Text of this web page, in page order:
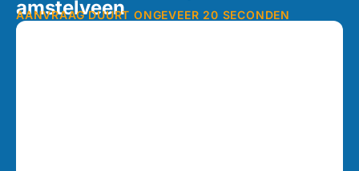
amstelveen
AANVRAAG DUURT ONGEVEER 20 SECONDEN